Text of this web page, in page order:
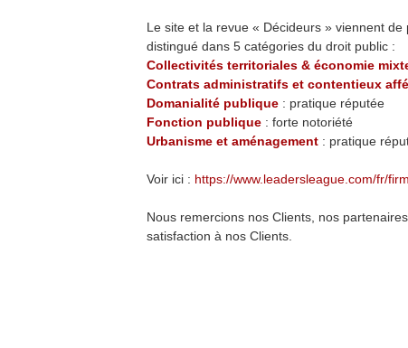
Le site et la revue « Décideurs » viennent
distingué dans 5 catégories du droit public :
Collectivités territoriales & économie
Contrats administratifs et contentieux
Domanialité publique : pratique réputée
Fonction publique : forte notoriété
Urbanisme et aménagement : pratique
Voir ici : https://www.leadersleague.com/fr/
Nous remercions nos Clients, nos
satisfaction à nos Clients.